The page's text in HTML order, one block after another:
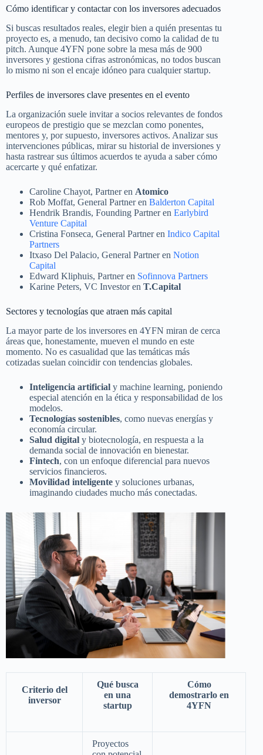
Cómo identificar y contactar con los inversores adecuados
Si buscas resultados reales, elegir bien a quién presentas tu
proyecto es, a menudo, tan decisivo como la calidad de tu
pitch. Aunque 4YFN pone sobre la mesa más de 900
inversores y gestiona cifras astronómicas, no todos buscan
lo mismo ni son el encaje idóneo para cualquier startup.
Perfiles de inversores clave presentes en el evento
La organización suele invitar a socios relevantes de fondos
europeos de prestigio que se mezclan como ponentes,
mentores y, por supuesto, inversores activos. Analizar sus
intervenciones públicas, mirar su historial de inversiones y
hasta rastrear sus últimos acuerdos te ayuda a saber cómo
acercarte y qué enfatizar.
Caroline Chayot, Partner en Atomico
Rob Moffat, General Partner en Balderton Capital
Hendrik Brandis, Founding Partner en Earlybird
Venture Capital
Cristina Fonseca, General Partner en Indico Capital
Partners
Itxaso Del Palacio, General Partner en Notion
Capital
Edward Kliphuis, Partner en Sofinnova Partners
Karine Peters, VC Investor en T.Capital
Sectores y tecnologías que atraen más capital
La mayor parte de los inversores en 4YFN miran de cerca
áreas que, honestamente, mueven el mundo en este
momento. No es casualidad que las temáticas más
cotizadas suelan coincidir con tendencias globales.
Inteligencia artificial y machine learning, poniendo
especial atención en la ética y responsabilidad de los
modelos.
Tecnologías sostenibles, como nuevas energías y
economía circular.
Salud digital y biotecnología, en respuesta a la
demanda social de innovación en bienestar.
Fintech, con un enfoque diferencial para nuevos
servicios financieros.
Movilidad inteligente y soluciones urbanas,
imaginando ciudades mucho más conectadas.
Criterio del
inversor
Qué busca
en una
startup
Cómo
demostrarlo en
4YFN
Proyectos